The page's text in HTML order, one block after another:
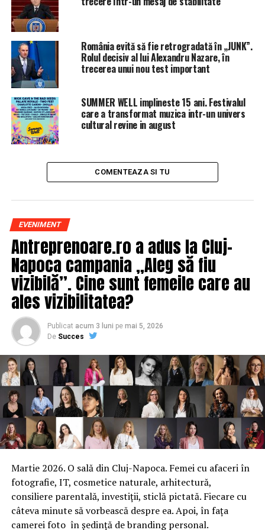
România evită să fie retrogradată în „JUNK”.
Rolul decisiv al lui Alexandru Nazare, în
trecerea unui nou test important
SUMMER WELL implineste 15 ani. Festivalul
care a transformat muzica intr-un univers
cultural revine in august
COMENTEAZA SI TU
EVENIMENT
Antreprenoare.ro a adus la Cluj-
Napoca campania „Aleg să fiu
vizibilă”. Cine sunt femeile care au
ales vizibilitatea?
Publicat acum 3 luni pe mai 5, 2026
De Succes
Martie 2026. O sală din Cluj-Napoca. Femei cu afaceri în
fotografie, IT, cosmetice naturale, arhitectură,
consiliere parentală, investiții, sticlă pictată. Fiecare cu
câteva minute să vorbească despre ea. Apoi, în fața
camerei foto în ședință de branding personal.